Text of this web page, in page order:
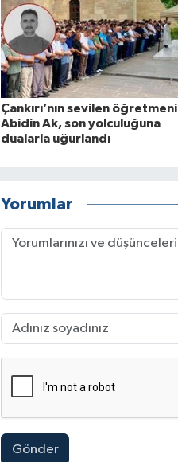
Çankırı’nın sevilen öğretmeni
Abidin Ak, son yolculuğuna
dualarla uğurlandı
Yorumlar
Gönder